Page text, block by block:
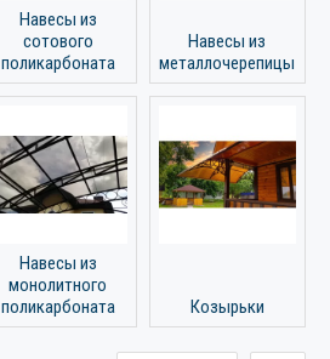
Навесы из
сотового
поликарбоната
Навесы из
металлочерепицы
Навесы из
монолитного
поликарбоната
Козырьки